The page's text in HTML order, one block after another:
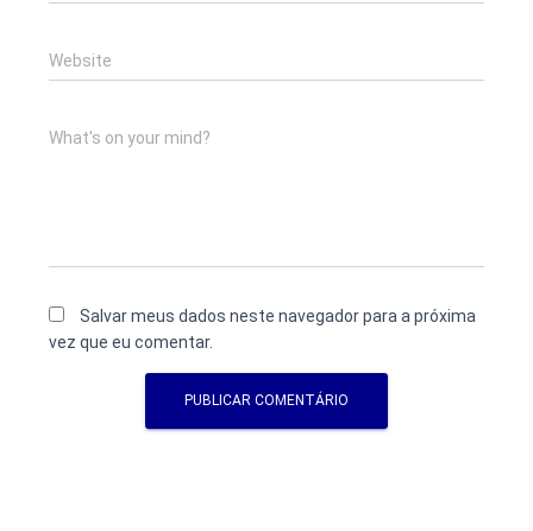
Website
What's on your mind?
Salvar meus dados neste navegador para a próxima
vez que eu comentar.